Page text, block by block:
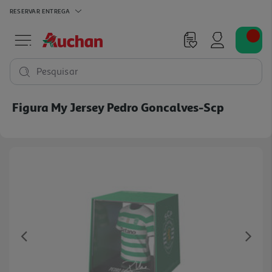
RESERVAR ENTREGA
Pesquisar
Figura My Jersey Pedro Goncalves-Scp
Previous